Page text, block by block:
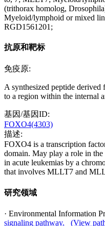
(trithorax homolog,
Myeloid/lymphoid or mixed
RGD1561201;
抗原和靶标
免疫原:
A synthesized peptide
to a region within the internal
基因/基因ID:
FOXO4(4303)
描述:
FOXO4 is a transcription
domain. May play a role in
in acute leukemias by a
that involves MLLT7 and
研究领域
· Environmental Information
signaling pathway.
(View